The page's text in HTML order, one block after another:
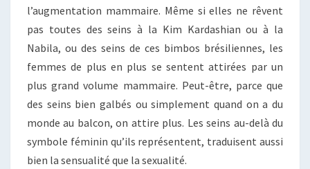
l’augmentation mammaire. Même si elles ne rêvent
pas toutes des seins à la Kim Kardashian ou à la
Nabila, ou des seins de ces bimbos brésiliennes, les
femmes de plus en plus se sentent attirées par un
plus grand volume mammaire. Peut-être, parce que
des seins bien galbés ou simplement quand on a du
monde au balcon, on attire plus. Les seins au-delà du
symbole féminin qu’ils représentent, traduisent aussi
bien la sensualité que la sexualité.